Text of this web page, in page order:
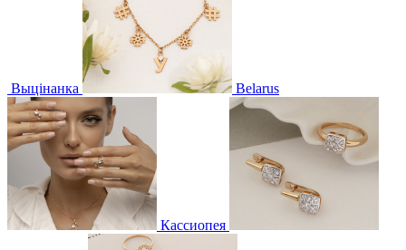
Выцінанка Belarus
Кассиопея